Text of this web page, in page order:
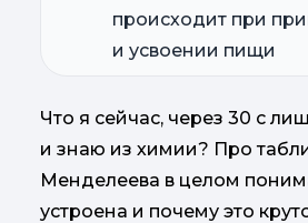
происходит при
и усвоении пищи
Что я сейчас, через 30 с
и знаю из химии? Про
Менделеева в целом
устроена и почему это